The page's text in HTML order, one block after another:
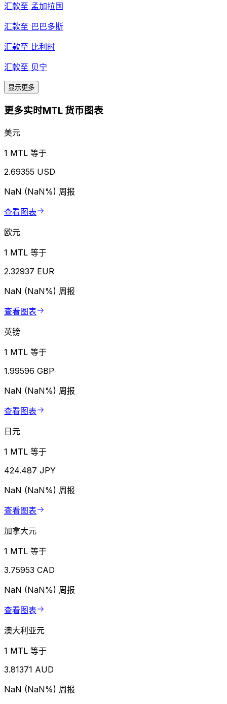
汇款至 孟加拉国
汇款至 巴巴多斯
汇款至 比利时
汇款至 贝宁
显示更多
更多实时MTL 货币图表
美元
1 MTL 等于
2.69355 USD
NaN (NaN%) 周报
查看图表
欧元
1 MTL 等于
2.32937 EUR
NaN (NaN%) 周报
查看图表
英镑
1 MTL 等于
1.99596 GBP
NaN (NaN%) 周报
查看图表
日元
1 MTL 等于
424.487 JPY
NaN (NaN%) 周报
查看图表
加拿大元
1 MTL 等于
3.75953 CAD
NaN (NaN%) 周报
查看图表
澳大利亚元
1 MTL 等于
3.81371 AUD
NaN (NaN%) 周报